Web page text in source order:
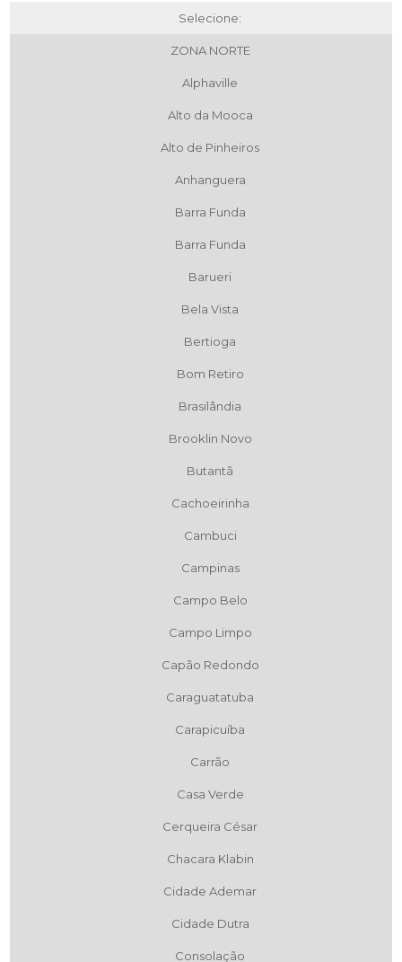
Selecione:
ZONA NORTE
Alphaville
Alto da Mooca
Alto de Pinheiros
Anhanguera
Barra Funda
Barra Funda
Barueri
Bela Vista
Bertioga
Bom Retiro
Brasilândia
Brooklin Novo
Butantã
Cachoeirinha
Cambuci
Campinas
Campo Belo
Campo Limpo
Capão Redondo
Caraguatatuba
Carapicuíba
Carrão
Casa Verde
Cerqueira César
Chacara Klabin
Cidade Ademar
Cidade Dutra
Consolação